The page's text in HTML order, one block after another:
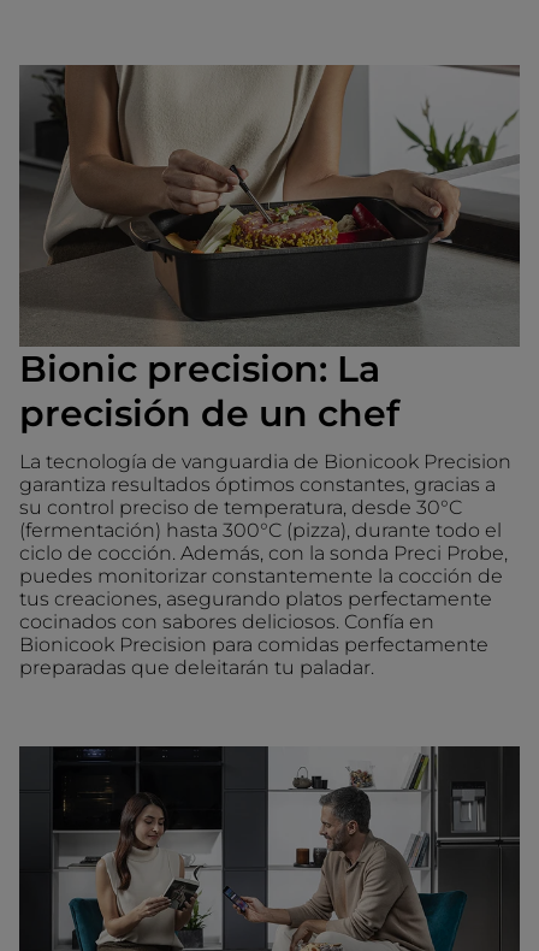
Bionic precision: La
precisión de un chef
La tecnología de vanguardia de Bionicook Precision
garantiza resultados óptimos constantes, gracias a
su control preciso de temperatura, desde 30°C
(fermentación) hasta 300°C (pizza), durante todo el
ciclo de cocción. Además, con la sonda Preci Probe,
puedes monitorizar constantemente la cocción de
tus creaciones, asegurando platos perfectamente
cocinados con sabores deliciosos. Confía en
Bionicook Precision para comidas perfectamente
preparadas que deleitarán tu paladar.